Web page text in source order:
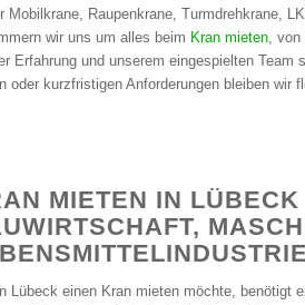
Raupenkrane, Turmdrehkrane,
wir uns um alles beim Kran mieten, von
Erfahrung und unserem eingespielten
kurzfristigen Anforderungen bleiben wir
MIETEN IN LÜBECK
Lübeck einen Kran mieten möchte, benötigt